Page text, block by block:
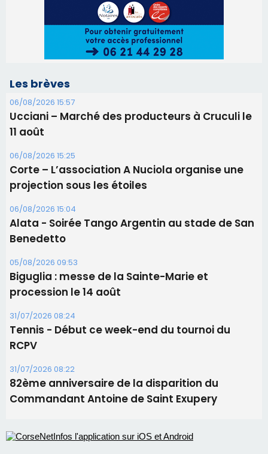
Corte – L’association A Nuciola organise une
projection sous les étoiles
Alata - Soirée Tango Argentin au stade de San
Benedetto
05/08/2026 09:53
Biguglia : messe de la Sainte-Marie et
procession le 14 août
31/07/2026 08:24
Tennis - Début ce week-end du tournoi du
RCPV
31/07/2026 08:22
82ème anniversaire de la disparition du
Commandant Antoine de Saint Exupery
Les plus lus
Satine Nomary est la nouvelle Miss Corse 2026
d'un spectacle qui ne reviendra pas avant 2081
Bastia – Le festival Porto Latino évacué en urgence
avant le concert de Mosimann
consommation en recul dans les restaurants